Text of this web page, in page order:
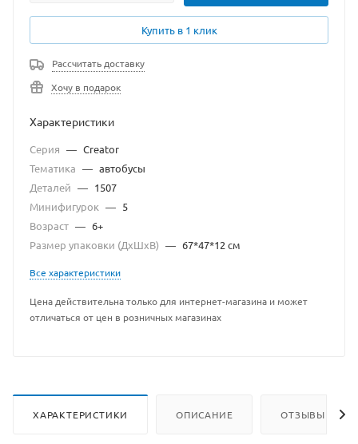
Купить в 1 клик
Рассчитать доставку
Хочу в подарок
Характеристики
Серия — Creator
Тематика — автобусы
Деталей — 1507
Минифигурок — 5
Возраст — 6+
Размер упаковки (ДхШхВ) — 67*47*12 см
Все характеристики
Цена действительна только для интернет-магазина и может
отличаться от цен в розничных магазинах
ХАРАКТЕРИСТИКИ ОПИСАНИЕ ОТЗЫВЫ